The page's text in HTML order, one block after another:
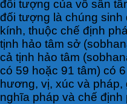
đối tượng của vô sân
đối tượng là chúng sinh
kính, thuộc chế định
tịnh hảo tâm sở
cả tịnh hảo tâm
có 59 hoặc 91 tâm) có
hương, vị, xúc và
nghĩa pháp và chế định